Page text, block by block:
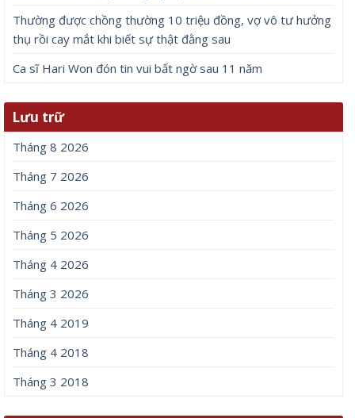
Thường được chồng thường 10 triệu đồng, vợ vô tư hưởng
thụ rồi cay mắt khi biết sự thật đằng sau
Ca sĩ Hari Won đón tin vui bất ngờ sau 11 năm
Lưu trữ
Tháng 8 2026
Tháng 7 2026
Tháng 6 2026
Tháng 5 2026
Tháng 4 2026
Tháng 3 2026
Tháng 4 2019
Tháng 4 2018
Tháng 3 2018